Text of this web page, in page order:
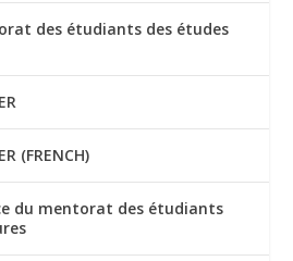
des étudiants des études
(FRENCH)
du mentorat des étudiants